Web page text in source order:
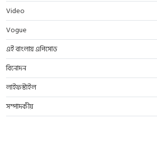
Video
Vogue
এই বাংলায় এপিসোড
বিনোদন
লাইফস্টাইল
সম্পাদকীয়